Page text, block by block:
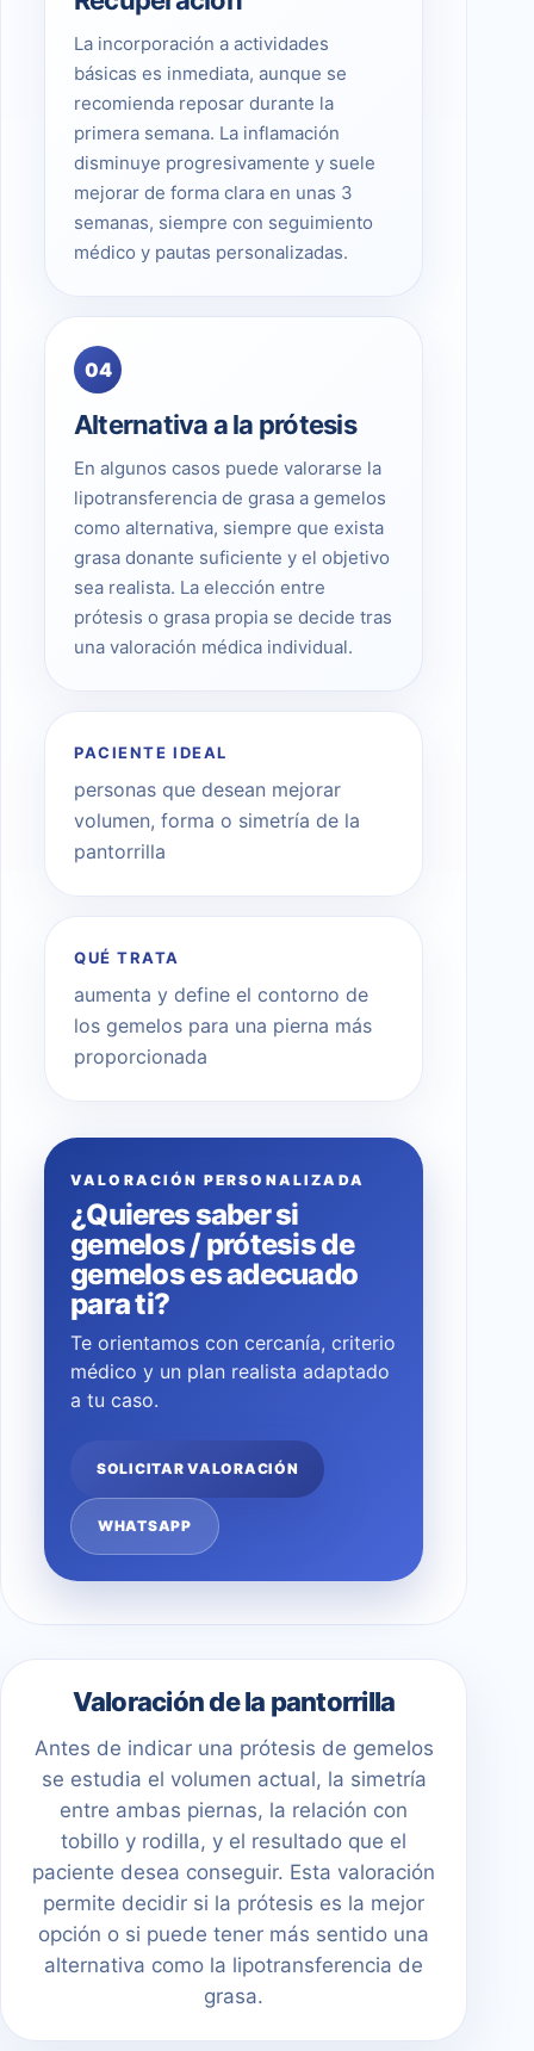
La incorporación a actividades
básicas es inmediata, aunque se
recomienda reposar durante la
primera semana. La inflamación
disminuye progresivamente y suele
mejorar de forma clara en unas 3
semanas, siempre con seguimiento
médico y pautas personalizadas.
04
Alternativa a la prótesis
En algunos casos puede valorarse la
lipotransferencia de grasa a gemelos
como alternativa, siempre que exista
grasa donante suficiente y el objetivo
sea realista. La elección entre
prótesis o grasa propia se decide tras
una valoración médica individual.
PACIENTE IDEAL
personas que desean mejorar
volumen, forma o simetría de la
pantorrilla
QUÉ TRATA
aumenta y define el contorno de
los gemelos para una pierna más
proporcionada
VALORACIÓN PERSONALIZADA
¿Quieres saber si
gemelos / prótesis de
gemelos es adecuado
para ti?
Te orientamos con cercanía, criterio
médico y un plan realista adaptado
a tu caso.
SOLICITAR VALORACIÓN
WHATSAPP
Valoración de la pantorrilla
Antes de indicar una prótesis de gemelos
se estudia el volumen actual, la simetría
entre ambas piernas, la relación con
tobillo y rodilla, y el resultado que el
paciente desea conseguir. Esta valoración
permite decidir si la prótesis es la mejor
opción o si puede tener más sentido una
alternativa como la lipotransferencia de
grasa.